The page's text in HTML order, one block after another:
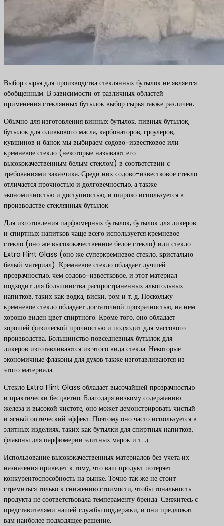
Выбор сырья для производства стеклянных бутылок не является
обобщенным. В зависимости от различных областей
применения стеклянных бутылок выбор сырья также различен.
Обычно для изготовления винных бутылок, пивных бутылок,
бутылок для оливкового масла, карбонаторов, гроулеров,
кувшинов и банок мы выбираем содово-известковое или
кремневое стекло (некоторые называют его
высококачественным белым стеклом) в соответствии с
требованиями заказчика. Среди них содово-известковое стекло
отличается прочностью и долговечностью, а также
экономичностью и доступностью, и широко используется в
производстве стеклянных бутылок.
Для изготовления парфюмерных бутылок, бутылок для ликеров
и спиртных напитков чаще всего используется кремневое
стекло (оно же высококачественное белое стекло) или стекло
Extra Flint Glass (оно же суперкремневое стекло, кристально
белый материал). Кремневое стекло обладает лучшей
прозрачностью, чем содово-известковое, и этот материал
подходит для большинства распространенных алкогольных
напитков, таких как водка, виски, ром и т. д. Поскольку
кремневое стекло обладает достаточной прозрачностью, на нем
хорошо виден цвет спиртного. Кроме того, оно обладает
хорошей физической прочностью и подходит для массового
производства. Большинство повседневных бутылок для
ликеров изготавливаются из этого вида стекла. Некоторые
экономичные флаконы для духов также изготавливаются из
этого материала.
Стекло Extra Flint Glass обладает высочайшей прозрачностью
и практически бесцветно. Благодаря низкому содержанию
железа и высокой чистоте, оно может демонстрировать чистый
и ясный оптический эффект. Поэтому оно часто используется в
элитных изделиях, таких как бутылки для спиртных напитков,
флаконы для парфюмерии элитных марок и т. д.
Использование высококачественных материалов без учета их
назначения приведет к тому, что ваш продукт потеряет
конкурентоспособность на рынке. Точно так же не стоит
стремиться только к снижению стоимости, чтобы тональность
продукта не соответствовала темпераменту бренда. Свяжитесь с
представителями нашей службы поддержки, и они предложат
вам наиболее подходящее решение.